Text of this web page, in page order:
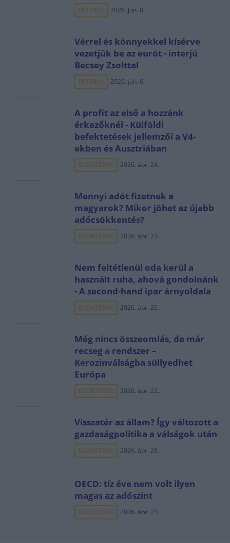
INTERJÚ 2026. jún. 8.
Vérrel és könnyekkel kísérve
vezetjük be az eurót - interjú
Becsey Zsolttal
INTERJÚ 2026. jún. 6.
A profit az első a hozzánk
érkezőknél - Külföldi
befektetések jellemzői a V4-
ekben és Ausztriában
ELEMZÉSEK 2026. ápr. 24.
Mennyi adót fizetnek a
magyarok? Mikor jöhet az újabb
adócsökkentés?
ELEMZÉSEK 2026. ápr. 23.
Nem feltétlenül oda kerül a
használt ruha, ahová gondolnánk
- A second-hand ipar árnyoldala
ELEMZÉSEK 2026. ápr. 26.
Még nincs összeomlás, de már
recseg a rendszer –
Kerozinválságba süllyedhet
Európa
ELEMZÉSEK 2026. ápr. 22.
Visszatér az állam? Így változott a
gazdaságpolitika a válságok után
ELEMZÉSEK 2026. ápr. 28.
OECD: tíz éve nem volt ilyen
magas az adószint
ELEMZÉSEK 2026. ápr. 23.